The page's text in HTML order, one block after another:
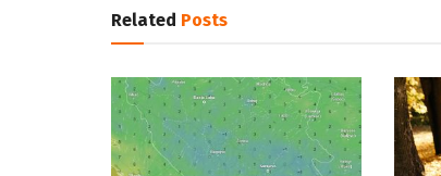
Related Posts